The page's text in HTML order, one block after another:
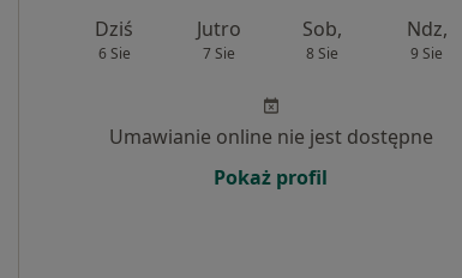
Dziś
6 Sie
Jutro
7 Sie
Sob,
8 Sie
Ndz,
9 Sie
Umawianie online nie jest dostępne
Pokaż profil